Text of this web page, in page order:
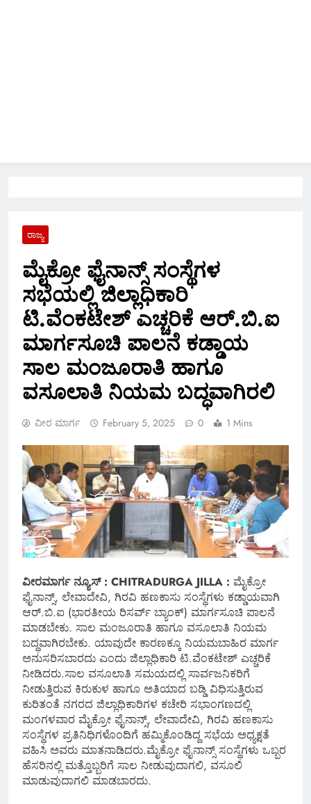
ರಾಜ್ಯ
ಮೈಕ್ರೋ ಫೈನಾನ್ಸ್ ಸಂಸ್ಥೆಗಳ
ಸಭೆಯಲ್ಲಿ ಜಿಲ್ಲಾಧಿಕಾರಿ
ಟಿ.ವೆಂಕಟೇಶ್ ಎಚ್ಚರಿಕೆ ಆರ್.ಬಿ.ಐ
ಮಾರ್ಗಸೂಚಿ ಪಾಲನೆ ಕಡ್ಡಾಯ
ಸಾಲ ಮಂಜೂರಾತಿ ಹಾಗೂ
ವಸೂಲಾತಿ ನಿಯಮ ಬದ್ಧವಾಗಿರಲಿ
ವೀರ ಮಾರ್ಗ February 5, 2025 0 1 Mins
ವೀರಮಾರ್ಗ ನ್ಯೂಸ್ : CHITRADURGA JILLA : ಮೈಕ್ರೋ
ಫೈನಾನ್ಸ್, ಲೇವಾದೇವಿ, ಗಿರವಿ ಹಣಕಾಸು ಸಂಸ್ಥೆಗಳು ಕಡ್ಡಾಯವಾಗಿ
ಆರ್.ಬಿ.ಐ (ಭಾರತೀಯ ರಿಸರ್ವ್ ಬ್ಯಾಂಕ್) ಮಾರ್ಗಸೂಚಿ ಪಾಲನೆ
ಮಾಡಬೇಕು. ಸಾಲ ಮಂಜೂರಾತಿ ಹಾಗೂ ವಸೂಲಾತಿ ನಿಯಮ
ಬದ್ಧವಾಗಿರಬೇಕು. ಯಾವುದೇ ಕಾರಣಕ್ಕೂ ನಿಯಮಬಾಹಿರ ಮಾರ್ಗ
ಅನುಸರಿಸಬಾರದು ಎಂದು ಜಿಲ್ಲಾಧಿಕಾರಿ ಟಿ.ವೆಂಕಟೇಶ್ ಎಚ್ಚರಿಕೆ
ನೀಡಿದರು.ಸಾಲ ವಸೂಲಾತಿ ಸಮಯದಲ್ಲಿ ಸಾರ್ವಜನಿಕರಿಗೆ
ನೀಡುತ್ತಿರುವ ಕಿರುಕುಳ ಹಾಗೂ ಅತಿಯಾದ ಬಡ್ಡಿ ವಿಧಿಸುತ್ತಿರುವ
ಕುರಿತಂತೆ ನಗರದ ಜಿಲ್ಲಾಧಿಕಾರಿಗಳ ಕಚೇರಿ ಸಭಾಂಗಣದಲ್ಲಿ
ಮಂಗಳವಾರ ಮೈಕ್ರೋ ಫೈನಾನ್ಸ್, ಲೇವಾದೇವಿ, ಗಿರವಿ ಹಣಕಾಸು
ಸಂಸ್ಥೆಗಳ ಪ್ರತಿನಿಧಿಗಳೊಂದಿಗೆ ಹಮ್ಮಿಕೊಂಡಿದ್ದ ಸಭೆಯ ಅಧ್ಯಕ್ಷತೆ
ವಹಿಸಿ ಅವರು ಮಾತನಾಡಿದರು.ಮೈಕ್ರೋ ಫೈನಾನ್ಸ್ ಸಂಸ್ಥೆಗಳು ಒಬ್ಬರ
ಹೆಸರಿನಲ್ಲಿ ಮತ್ತೊಬ್ಬರಿಗೆ ಸಾಲ ನೀಡುವುದಾಗಲಿ, ವಸೂಲಿ
ಮಾಡುವುದಾಗಲಿ ಮಾಡಬಾರದು.